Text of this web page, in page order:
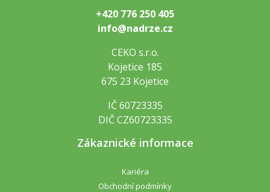
+420 776 250 405
info@nadrze.cz
CEKO s.r.o.
Kojetice 185
675 23 Kojetice
IČ 60723335
DIČ CZ60723335
Zákaznické informace
Kariéra
Obchodní podmínky